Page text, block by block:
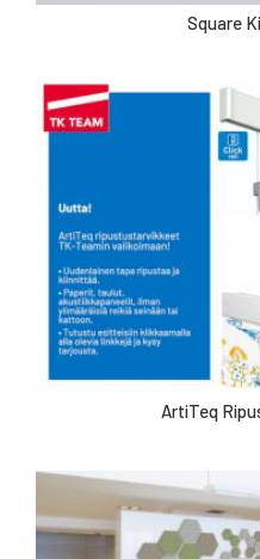
Square
ArtiTeq